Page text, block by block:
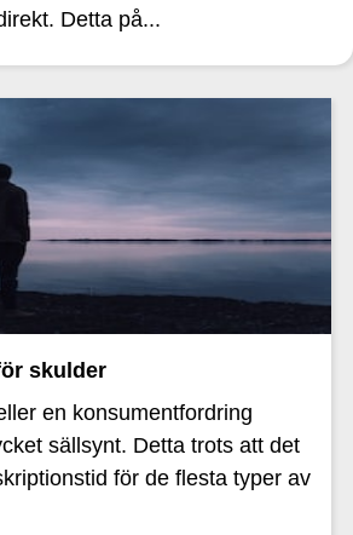
Detta på...
skulder
en konsumentfordring
sällsynt. Detta trots att det
för de flesta typer av